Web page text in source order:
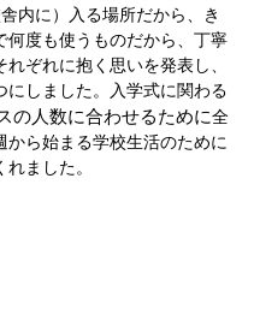
内に）入る場所だから、き
何度も使うものだから、丁寧
ぞれに抱く思いを発表し、
しました。入学式に関わる
の人数に合わせるために全
ら始まる学校生活のために
ました。